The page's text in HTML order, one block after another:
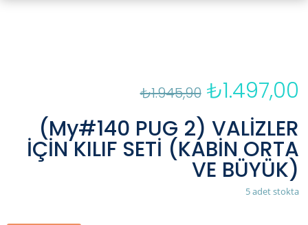
₺1.945,90 Orijinal
fiyat:
₺1.945,90.
₺1.497,00
(My#140 PUG 2) VALİZLER
İÇİN KILIF SETİ (KABİN ORTA
VE BÜYÜK)
5 adet stokta